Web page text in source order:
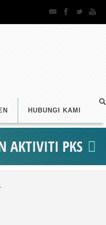
HUBUNGI KAMI
AKTIVITI PKS